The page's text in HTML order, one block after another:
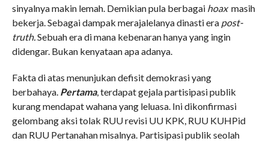
sinyalnya makin lemah. Demikian pula berbagai hoaxmasih
bekerja. Sebagai dampak merajalelanya dinasti era post-
truth.Sebuah era di mana kebenaran hanya yang ingin
didengar. Bukan kenyataan apa adanya.
Fakta di atas menunjukan defisit demokrasi yang
berbahaya. Pertama, terdapat gejala partisipasi publik
kurang mendapat wahana yang leluasa. Ini dikonfirmasi
gelombang aksi tolak RUU revisi UU KPK, RUU KUHPid
dan RUU Pertanahan misalnya. Partisipasi publik seolah